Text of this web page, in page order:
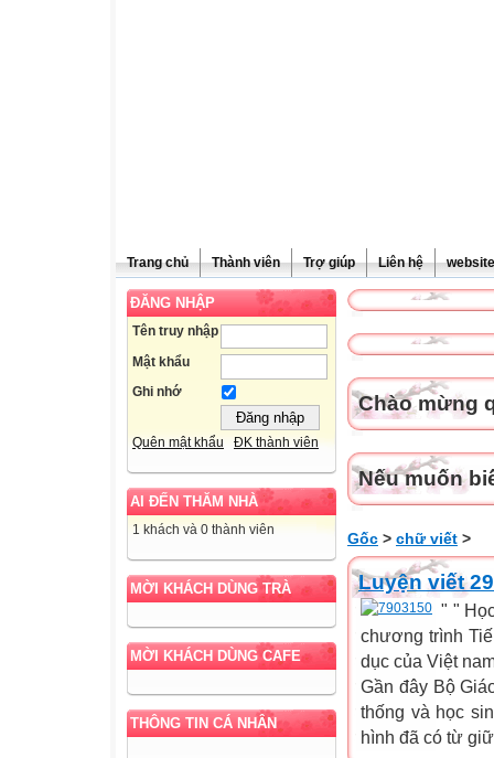
Trang chủ Thành viên Trợ giúp Liên hệ
ĐĂNG NHẬP
Tên truy nhập
Mật khẩu
Ghi nhớ
Quên mật khẩu ĐK thành viên
AI ĐẾN THĂM NHÀ
1 khách và 0 thành viên
MỜI KHÁCH DÙNG TRÀ
MỜI KHÁCH DÙNG CAFE
THÔNG TIN CÁ NHÂN
Chào mừng
Nếu muốn
Gốc > chữ viết >
Luyện viết
" "
chương trình
dục của Việt
Gần đây Bộ
thống và học
hình đã có từ